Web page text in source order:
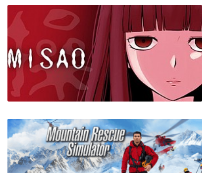
The Legend of Heroes: Trails of Cold Steel III